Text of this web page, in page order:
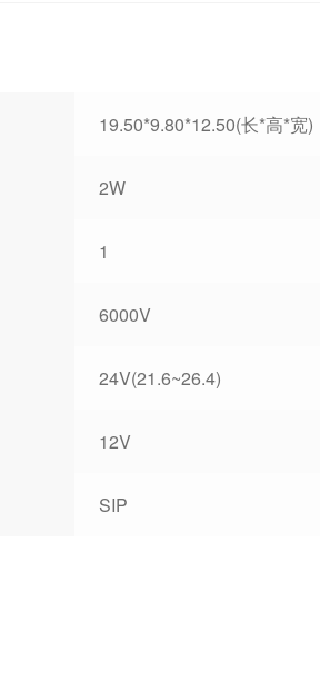
19.50*9.80*12.50(长*高*宽)
2W
1
6000V
24V(21.6~26.4)
12V
SIP